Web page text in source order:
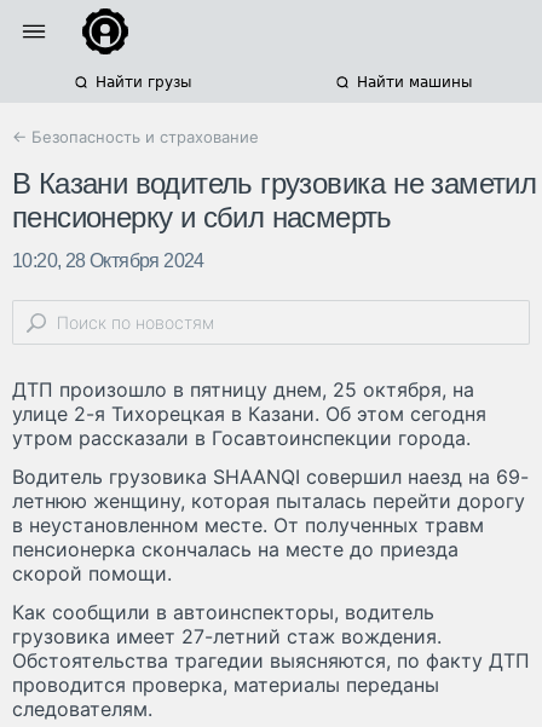
Найти грузы Найти машины
← Безопасность и страхование
В Казани водитель грузовика не заметил
пенсионерку и сбил насмерть
10:20, 28 Октября 2024
ДТП произошло в пятницу днем, 25 октября, на
улице 2-я Тихорецкая в Казани. Об этом сегодня
утром рассказали в Госавтоинспекции города.
Водитель грузовика SHAANQI совершил наезд на 69-
летнюю женщину, которая пыталась перейти дорогу
в неустановленном месте. От полученных травм
пенсионерка скончалась на месте до приезда
скорой помощи.
Как сообщили в автоинспекторы, водитель
грузовика имеет 27-летний стаж вождения.
Обстоятельства трагедии выясняются, по факту ДТП
проводится проверка, материалы переданы
следователям.